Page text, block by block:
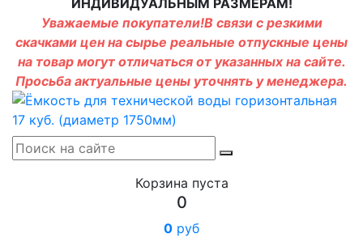
ИНДИВИДУАЛЬНЫМ РАЗМЕРАМ!
Уважаемые покупатели!В связи с резкими
скачками цен на сырье реальные отпускные цены
на товар могут отличаться от указанных на сайте.
Просьба актуальные цены уточнять у менеджера.
Корзина пуста
0
0 руб